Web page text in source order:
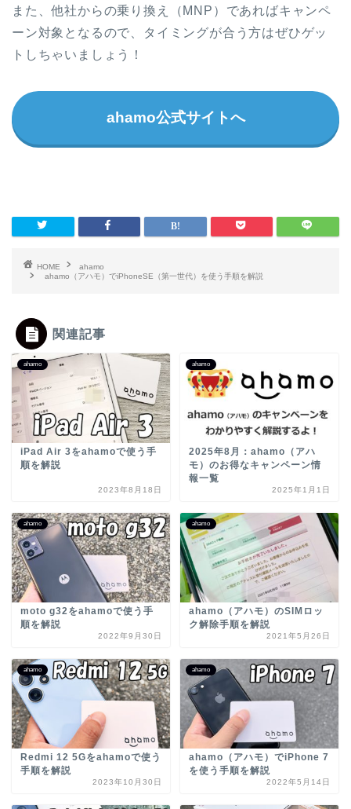
また、他社からの乗り換え（MNP）であればキャンペ
ーン対象となるので、タイミングが合う方はぜひゲッ
トしちゃいましょう！
ahamo公式サイトへ
HOME
ahamo
ahamo（アハモ）でiPhoneSE（第一世代）を使う手順を解説
関連記事
ahamo
iPad Air 3をahamoで使う手
順を解説
2023年8月18日
ahamo
2025年8月：ahamo（アハ
モ）のお得なキャンペーン情
報一覧
2025年1月1日
ahamo
moto g32をahamoで使う手
順を解説
2022年9月30日
ahamo
ahamo（アハモ）のSIMロッ
ク解除手順を解説
2021年5月26日
ahamo
Redmi 12 5Gをahamoで使う
手順を解説
2023年10月30日
ahamo
ahamo（アハモ）でiPhone 7
を使う手順を解説
2022年5月14日